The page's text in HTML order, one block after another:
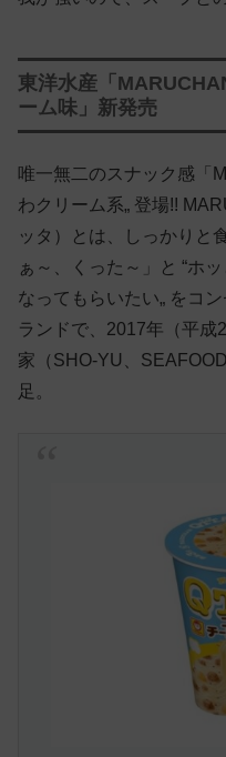
東洋水産「
ーム味」新発売
唯一無二のスナック感「
わクリーム系„ 登場!!
ッタ）とは、しっかりと
ぁ～、くった～」と “ホ
なってもらいたい„ をコ
ランドで、2017年（平成
家（SHO-YU、
足。